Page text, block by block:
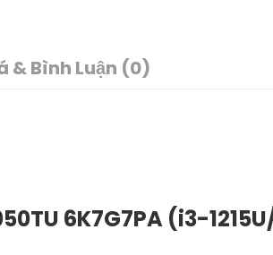
& Bình Luận (0)
6K7G7PA (i3-